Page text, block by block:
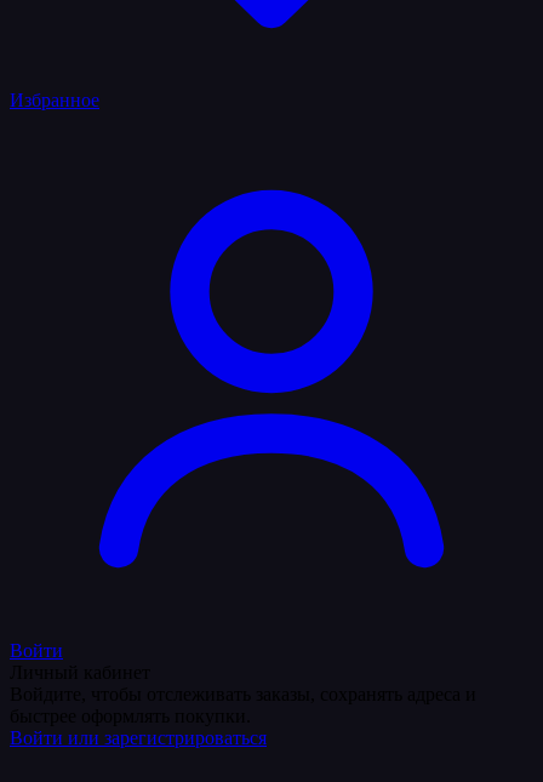
Избранное
Войти
Войти или зарегистрироваться